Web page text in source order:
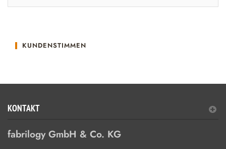
KUNDENSTIMMEN
KONTAKT
fabrilogy GmbH & Co. KG